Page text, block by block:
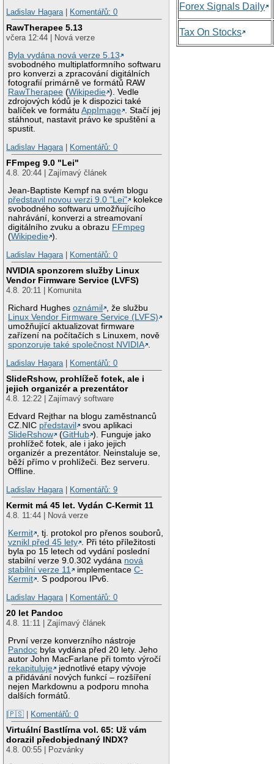
Ladislav Hagara
Komentářů: 0
RawTherapee 5.13
včera 12:44 | Nová verze
Byla vydána nová verze 5.13
svobodného multiplatformního softwaru
pro konverzi a zpracování digitálních
fotografií primárně ve formátů RAW
RawTherapee (Wikipedie ). Vedle
zdrojových kódů je k dispozici také
balíček ve formátuAppImage . Stačí jej
stáhnout, nastavit právo ke spuštění a
spustit.
Ladislav Hagara
Komentářů: 0
FFmpeg 9.0 "Lei"
4.8. 20:44 | Zajímavý článek
Jean-Baptiste Kempf na svém blogu
představil novou verzi 9.0 "Lei"
kolekce
svobodného softwaru umožňujícího
nahrávání, konverzi a streamovaní
digitálního zvuku a obrazu FFmpeg
(Wikipedie ).
Ladislav Hagara
Komentářů: 0
NVIDIA sponzorem služby Linux
Vendor Firmware Service (LVFS)
4.8. 20:11 | Komunita
Richard Hughesoznámil
, že službu
Linux Vendor Firmware Service (LVFS)
umožňující aktualizovat firmware
zařízení na počítačích s Linuxem, nově
sponzoruje také společnost NVIDIA .
Ladislav Hagara | Komentářů: 0
SlideRshow, prohlížeč fotek, ale i
jejich organizér a prezentátor
4.8. 12:22 | Zajímavý software
Edvard Rejthar na blogu zaměstnanců
CZ.NIC představil
svou aplikaci
SlideRshow
(GitHub ). Funguje jako
prohlížeč fotek, ale i jako jejich
organizér a prezentátor. Neinstaluje se,
běží přímo v prohlížeči. Bez serveru.
Offline.
Ladislav Hagara | Komentářů: 9
Kermit má 45 let. Vydán C-Kermit 11
4.8. 11:44 | Nová verze
Kermit , tj. protokol pro přenos souborů,
vznikl před 45 lety . Při této příležitosti
byla po 15 letech od vydání poslední
stabilní verze 9.0.302 vydána nová
stabilní verze 11
implementaceC-
Kermit . S podporou IPv6.
Ladislav Hagara | Komentářů: 0
20 let Pandoc
4.8. 11:11 | Zajímavý článek
První verze konverzního nástroje
Pandoc byla vydána před 20 lety. Jeho
autor John MacFarlane při tomto výročí
rekapituluje
jednotlivé etapy vývoje
a přidávání nových funkcí – rozšíření
nejen Markdownu a podporu mnoha
dalších formátů.
|🇵🇸 | Komentářů: 0
Virtuální Bastlírna vol. 65: Už vám
dorazil předobjednaný INDX?
4.8. 00:55 | Pozvánky
Forex Signals Daily
Tax On Stocks